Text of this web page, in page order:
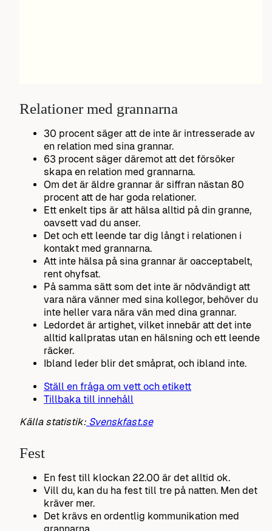
Relationer med grannarna
30 procent säger att de inte är intresserade av
en relation med sina grannar.
63 procent säger däremot att det försöker
skapa en relation med grannarna.
Om det är äldre grannar är siffran nästan 80
procent att de har goda relationer.
Ett enkelt tips är att hälsa alltid på din granne,
oavsett vad du anser.
Det och ett leende tar dig långt i relationen i
kontakt med grannarna.
Att inte hälsa på sina grannar är oacceptabelt,
rent ohyfsat.
På samma sätt som det inte är nödvändigt att
vara nära vänner med sina kollegor, behöver du
inte heller vara nära vän med dina grannar.
Ledordet är artighet, vilket innebär att det inte
alltid kallpratas utan en hälsning och ett leende
räcker.
Ibland leder blir det småprat, och ibland inte.
Ställ en fråga om vett och etikett
Tillbaka till innehåll
Källa statistik: Svenskfast.se
Fest
En fest till klockan 22.00 är det alltid ok.
Vill du, kan du ha fest till tre på natten. Men det
kräver mer.
Det krävs en ordentlig kommunikation med